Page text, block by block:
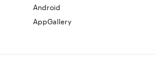
Android
AppGallery